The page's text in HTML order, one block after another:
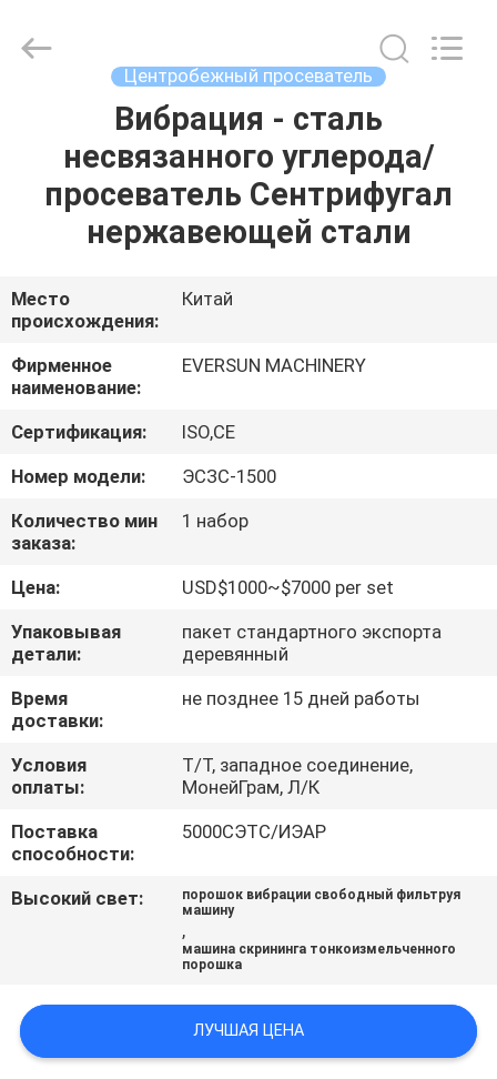
ПРОДУКТЫ
ШОУ
О
НАС
ПУТЕШЕСТВИЕ
ФАБРИКИ
ПРОВЕРКА
КАЧЕСТВА
СВЯЖИТЕСЬ
МЫ
СПРОСИТЕ
ПОЛИТИКА
УЕДИНЕНИЯ
Центробежный просеватель
Вибрация - сталь
несвязанного углерода/
просеватель Сентрифугал
нержавеющей стали
Место
происхождения:
Китай
Фирменное
наименование:
EVERSUN MACHINERY
Сертификация:
ISO,CE
Номер модели:
ЭСЗС-1500
Количество мин
заказа:
1 набор
Цена:
USD$1000~$7000 per set
Упаковывая
детали:
пакет стандартного экспорта
деревянный
Время
доставки:
не позднее 15 дней работы
Условия
оплаты:
Т/Т, западное соединение,
МонейГрам, Л/К
Поставка
способности:
5000СЭТС/ИЭАР
Высокий свет:
порошок вибрации свободный фильтруя
машину
,
машина скрининга тонкоизмельченного
порошка
ЛУЧШАЯ ЦЕНА